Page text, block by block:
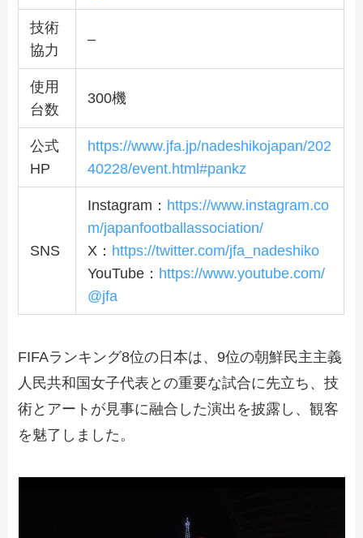
技術
協力
–
使用
台数
300機
公式
HP
https://www.jfa.jp/nadeshikojapan/202
40228/event.html#pankz
SNS
Instagram： https://www.instagram.co
m/japanfootballassociation/
X： https://twitter.com/jfa_nadeshiko
YouTube： https://www.youtube.com/
@jfa
FIFAランキング8位の日本は、9位の朝鮮民主主義
人民共和国女子代表との重要な試合に先立ち、技
術とアートが見事に融合した演出を披露し、観客
を魅了しました。